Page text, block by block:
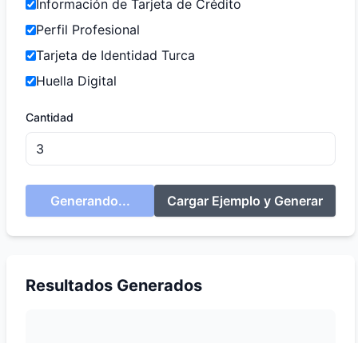
Información de Tarjeta de Crédito
Perfil Profesional
Tarjeta de Identidad Turca
Huella Digital
Cantidad
Generando... Cargar Ejemplo y Generar
Resultados Generados